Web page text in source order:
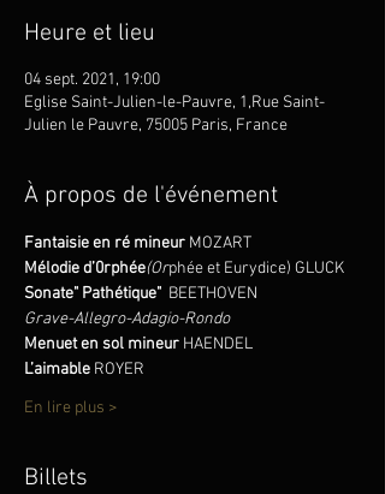
Heure et lieu
04 sept. 2021, 19:00
Eglise Saint-Julien-le-Pauvre, 1,Rue Saint-
Julien le Pauvre, 75005 Paris, France
À propos de l'événement
Fantaisie en ré mineur MOZART
Mélodie d’0rphée(Orphée et Eurydice) GLUCK
Sonate" Pathétique" BEETHOVEN
Grave-Allegro-Adagio-Rondo
Menuet en sol mineur HAENDEL
L’aimable ROYER
En lire plus >
Billets